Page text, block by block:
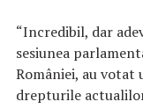
“Incredibil, dar
sesiunea
României, au votat
drepturile